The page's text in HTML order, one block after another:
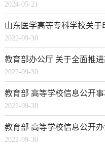
2024-05-21
山东医学高等专科学校关于
的通知
2022-09-30
教育部办公厅 关于全面推
报告工作的通知
2022-09-30
教育部 高等学校信息公开
2022-09-30
教育部 高等学校信息公开办
2022-09-30